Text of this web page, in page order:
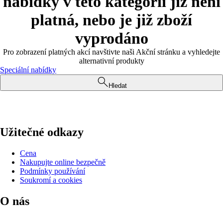
platná, nebo je již zboží
vyprodáno
Pro zobrazení platných akcí navštivte naši Akční stránku a vyhledejte
alternativní produkty
Speciální nabídky
Hledat
Užitečné odkazy
Cena
Nakupujte online bezpečně
Podmínky používání
Soukromí a cookies
O nás